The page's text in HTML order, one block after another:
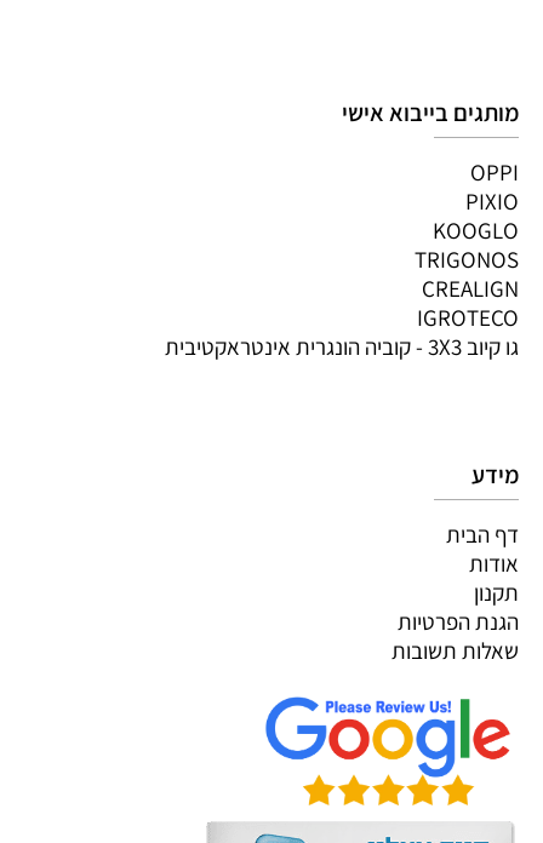
מותגים בייבוא אישי
OPPI
PIXIO
KOOGLO
TRIGONOS
CREALIGN
IGROTECO
גו קיוב 3X3 - קוביה הונגרית אינטראקטיבית
מידע
דף הבית
אודות
תקנון
הגנת הפרטיות
שאלות תשובות